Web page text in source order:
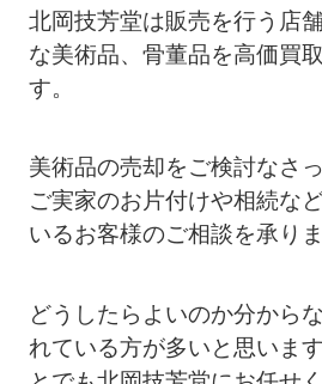
北岡技芳堂は販売を行う店
な美術品、骨董品を高価買
す。
美術品の売却をご検討なさ
ご実家のお片付けや相続な
いるお客様のご相談を承りま
どうしたらよいのか分から
れている方が多いと思いま